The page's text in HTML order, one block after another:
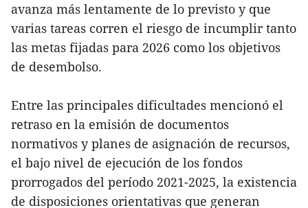
avanza más lentamente de lo previsto y que
varias tareas corren el riesgo de incumplir tanto
las metas fijadas para 2026 como los objetivos
de desembolso.
Entre las principales dificultades mencionó el
retraso en la emisión de documentos
normativos y planes de asignación de recursos,
el bajo nivel de ejecución de los fondos
prorrogados del período 2021-2025, la existencia
de disposiciones orientativas que generan